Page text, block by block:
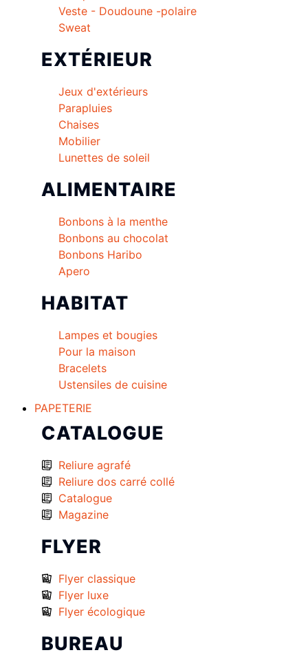
Veste - Doudoune -polaire
Sweat
EXTÉRIEUR
Jeux d'extérieurs
Parapluies
Chaises
Mobilier
Lunettes de soleil
ALIMENTAIRE
Bonbons à la menthe
Bonbons au chocolat
Bonbons Haribo
Apero
HABITAT
Lampes et bougies
Pour la maison
Bracelets
Ustensiles de cuisine
PAPETERIE
CATALOGUE
Reliure agrafé
Reliure dos carré collé
Catalogue
Magazine
FLYER
Flyer classique
Flyer luxe
Flyer écologique
BUREAU